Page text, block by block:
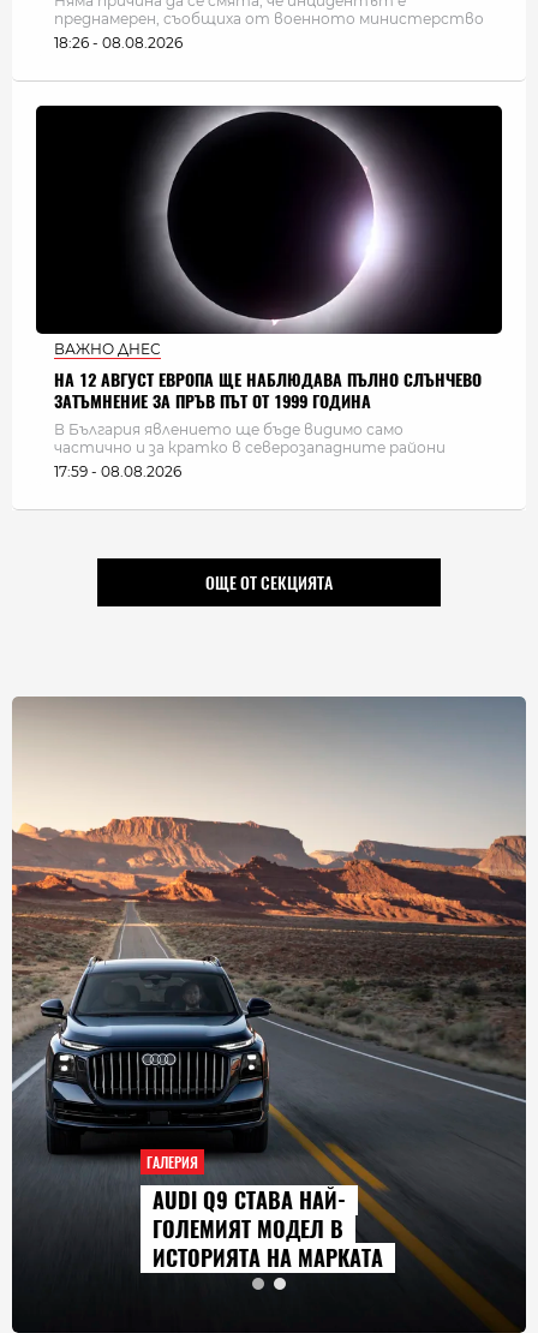
преднамерен, съобщиха от военното министерство
18:26 - 08.08.2026
ВАЖНО ДНЕС
НА 12 АВГУСТ ЕВРОПА ЩЕ НАБЛЮДАВА ПЪЛНО СЛЪНЧЕВО
ЗАТЪМНЕНИЕ ЗА ПРЪВ ПЪТ ОТ 1999 ГОДИНА
В България явлението ще бъде видимо само
частично и за кратко в северозападните райони
17:59 - 08.08.2026
ОЩЕ ОТ СЕКЦИЯТА
ГАЛЕРИЯ
AUDI Q9 СТАВА НАЙ-
ГОЛЕМИЯТ МОДЕЛ В
ИСТОРИЯТА НА МАРКАТА